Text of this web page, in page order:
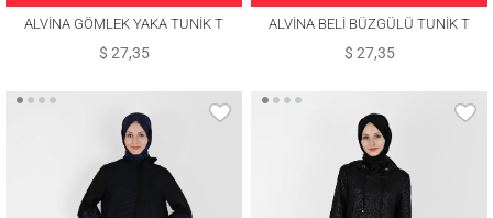
ALVİNA GÖMLEK YAKA TUNİK T
$ 27,35
ALVİNA BELİ BÜZGÜLÜ TUNİK T
$ 27,35